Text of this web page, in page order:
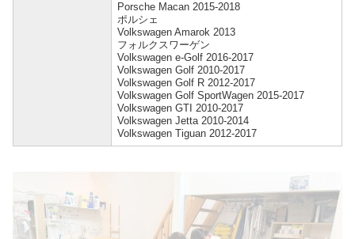
Porsche Macan 2015-2018
ポルシェ
Volkswagen Amarok 2013
フォルクスワーゲン
Volkswagen e-Golf 2016-2017
Volkswagen Golf 2010-2017
Volkswagen Golf R 2012-2017
Volkswagen Golf SportWagen 2015-2017
Volkswagen GTI 2010-2017
Volkswagen Jetta 2010-2014
Volkswagen Tiguan 2012-2017